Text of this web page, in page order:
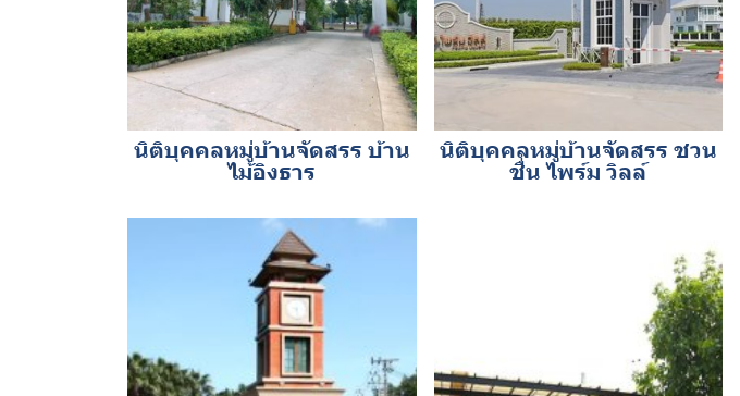
นิติบุคคลหมู่บ้านจัดสรร บ้าน
ไม้อิงธาร
นิติบุคคลหมู่บ้านจัดสรร ชวน
ชื่น ไพร์ม วิลล์